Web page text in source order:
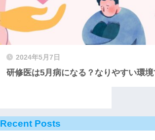
2024年5月7日
研修医は5月病になる？なりやすい環境
Recent Posts